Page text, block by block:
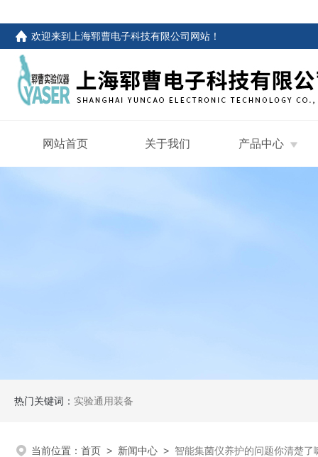
欢迎来到 上海郓曹电子科技有限公司网站 ！
网站首页 关于我们 产品中心
热门关键词： 实验通用装备
当前位置： 首页 > 新闻中心 > 智能集菌仪养护的问题你清楚了